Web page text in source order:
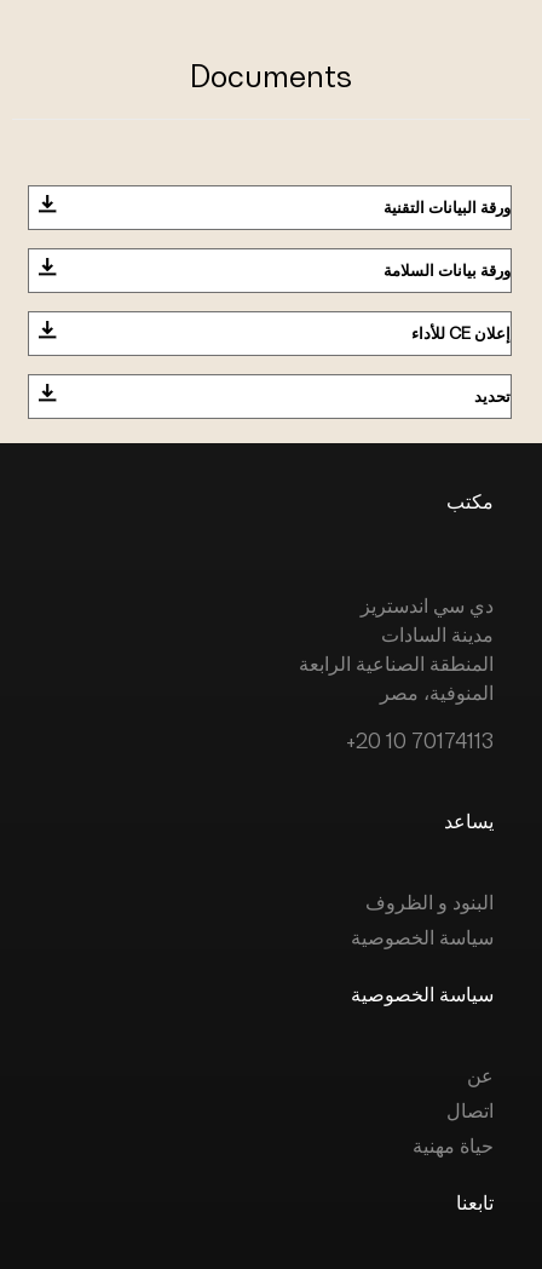
Documents
ورقة البيانات التقنية
ورقة بيانات السلامة
إعلان CE للأداء
تحديد
مكتب
دي سي اندستريز
مدينة السادات
المنطقة الصناعية الرابعة
المنوفية، مصر
+20 10 70174113
يساعد
البنود و الظروف
سياسة الخصوصية
سياسة الخصوصية
عن
اتصال
حياة مهنية
تابعنا